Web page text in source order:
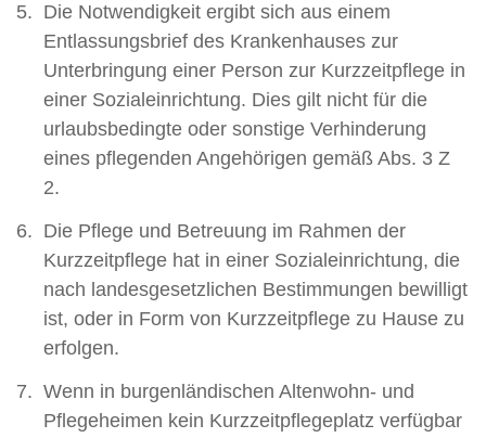
Die Notwendigkeit ergibt sich aus einem
Entlassungsbrief des Krankenhauses zur
Unterbringung einer Person zur Kurzzeitpflege in
einer Sozialeinrichtung. Dies gilt nicht für die
urlaubsbedingte oder sonstige Verhinderung
eines pflegenden Angehörigen gemäß Abs. 3 Z
2.
Die Pflege und Betreuung im Rahmen der
Kurzzeitpflege hat in einer Sozialeinrichtung, die
nach landesgesetzlichen Bestimmungen bewilligt
ist, oder in Form von Kurzzeitpflege zu Hause zu
erfolgen.
Wenn in burgenländischen Altenwohn- und
Pflegeheimen kein Kurzzeitpflegeplatz verfügbar